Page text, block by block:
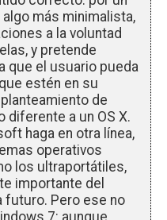
algo más minimalista,
a la voluntad
y pretende
que el usuario pueda
estén en su
de
diferente a un OS X.
haga en otra línea,
operativos
los ultraportátiles,
importante del
futuro. Pero ese no
7: aunque